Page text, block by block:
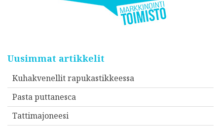
Uusimmat artikkelit
Kuhakvenellit rapukastikkeessa
Pasta puttanesca
Tattimajoneesi